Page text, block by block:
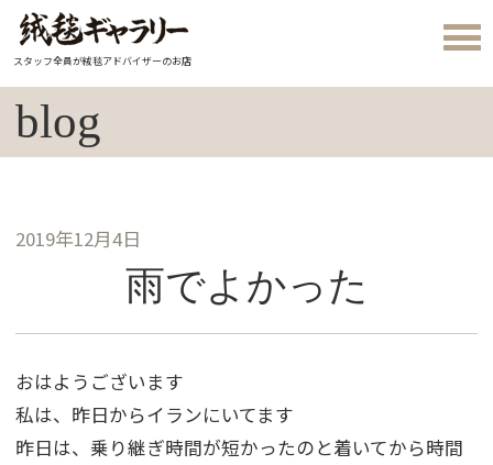
スタッフ全員が絨毯アドバイザーのお店
blog
2019年12月4日
雨でよかった
おはようございます
私は、昨日からイランにいてます
昨日は、乗り継ぎ時間が短かったのと着いてから時間